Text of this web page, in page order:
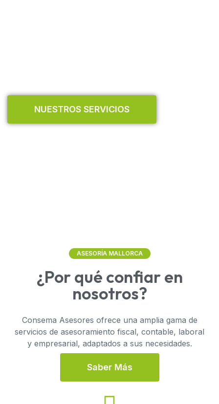
NUESTROS SERVICIOS
ASESORÍA MALLORCA
¿Por qué confiar en
nosotros?
Consema Asesores ofrece una amplia gama de
servicios de asesoramiento fiscal, contable, laboral
y empresarial, adaptados a sus necesidades.
SABER MÁS